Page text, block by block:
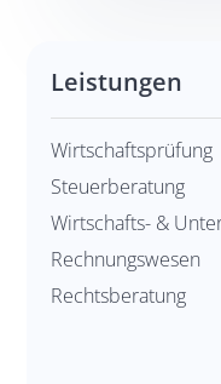
Leistungen
Wirtschaftsprüfung
Steuerberatung
Wirtschafts- &
Rechnungswesen
Rechtsberatung